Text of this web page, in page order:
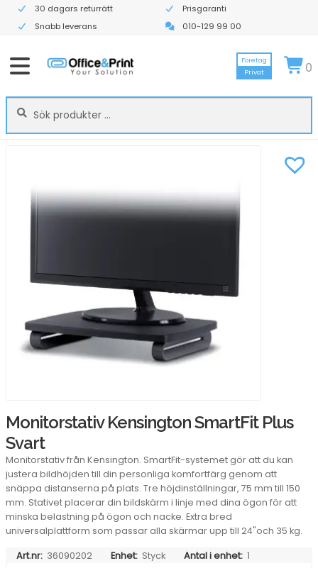
30 dagars returrätt
Prisgaranti
Snabb leverans
010-129 99 00
Sök
efter:
Sök
Företag
Privat
0
Monitorstativ Kensington SmartFit Plus
Svart
Monitorstativ från Kensington. SmartFit-systemet gör att du kan
justera bildhöjden till din personliga komfortfärg genom att
snäppa distanserna på plats. Tre höjdinställningar, 75 mm till 150
mm. Stativet placerar din bildskärm i linje med dina ögon för att
minska belastning på ögon och nacke. Extra bred
universalplattform som passar alla skärmar upp till 24"och 35 kg.
Art.nr: 36090202 Enhet: Styck Antal i enhet: 1